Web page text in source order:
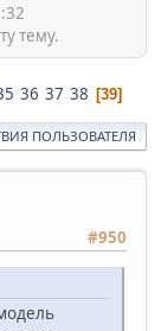
тему.
36 37 38 39
ПОЛЬЗОВАТЕЛЯ
#950